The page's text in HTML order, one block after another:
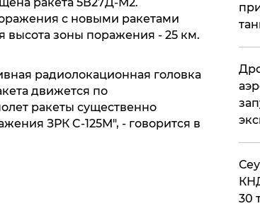
ракета 5В27Д-М2.
с новыми ракетами
высота зоны поражения - 25 км.
радиолокационная головка
движется по
ракеты существенно
ЗРК C-125М", - говорится в
30